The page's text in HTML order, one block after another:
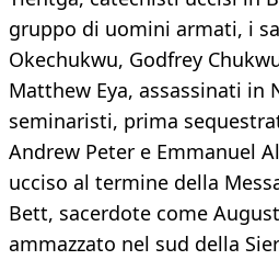
gruppo di uomini armati, i
Okechukwu, Godfrey
Matthew Eya, assassinati in
seminaristi, prima
Andrew Peter e Emmanuel
ucciso al termine della
Bett, sacerdote come
ammazzato nel sud della